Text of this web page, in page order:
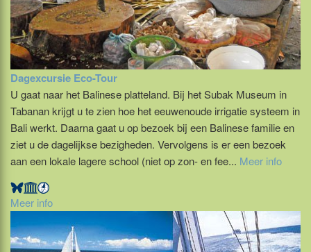
Dagexcursie Eco-Tour
U gaat naar het Balinese platteland. Bij het Subak Museum in
Tabanan krijgt u te zien hoe het eeuwenoude irrigatie systeem in
Bali werkt. Daarna gaat u op bezoek bij een Balinese familie en
ziet u de dagelijkse bezigheden. Vervolgens is er een bezoek
aan een lokale lagere school (niet op zon- en fee... Meer info
Meer info